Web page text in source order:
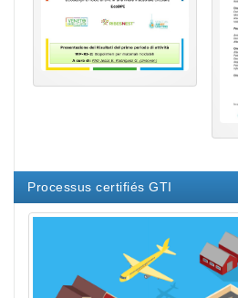
Processus certifiés GTI